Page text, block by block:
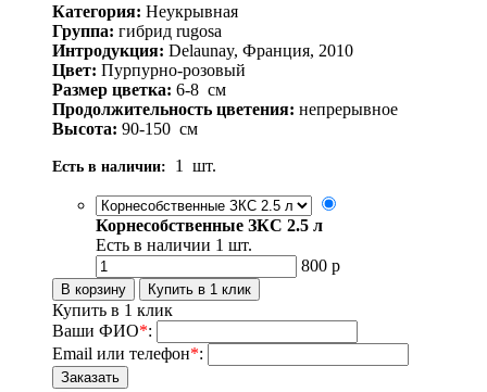
Категория: Неукрывная
Группа: гибрид rugosa
Интродукция: Delaunay, Франция, 2010
Цвет: Пурпурно-розовый
Размер цветка: 6-8 см
Продолжительность цветения: непрерывное
Высота: 90-150 см
Есть в наличии: 1 шт.
Корнесобственные ЗКС 2.5 л
Есть в наличии 1 шт.
800 р
Купить в 1 клик
Ваши ФИО*:
Email или телефон*: